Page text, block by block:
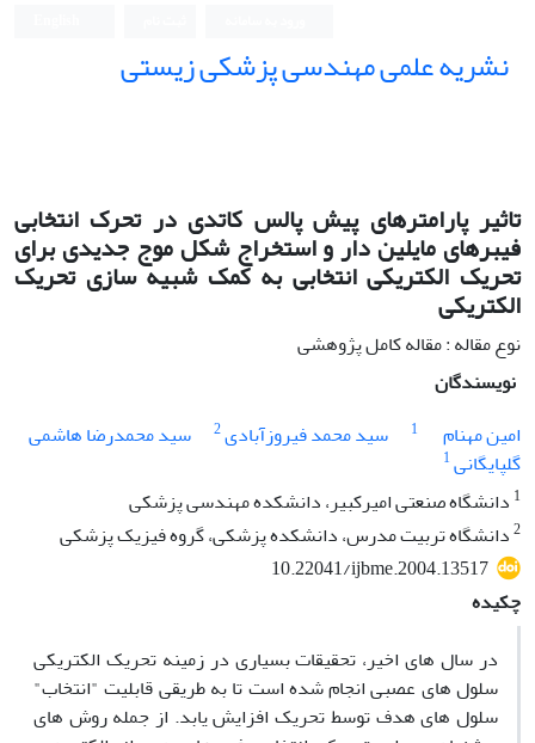
نشریه علمی مهندسی پزشکی زیستی
تاثیر پارامترهای پیش پالس کاتدی در تحرک انتخابی
فیبرهای مایلین دار و استخراج شکل موج جدیدی برای
تحریک الکتریکی انتخابی به کمک شبیه سازی تحریک
الکتریکی
نوع مقاله : مقاله کامل پژوهشی
نویسندگان
امین مهنام
1 سید محمد فیروزآبادی2
سید محمدرضا هاشمی
گلپایگانی1
1 دانشگاه صنعتی امیرکبیر، دانشکده مهندسی پزشکی
2دانشگاه تربیت مدرس، دانشکده پزشکی، گروه فیزیک پزشکی
10.22041/ijbme.2004.13517
چکیده
در سال های اخیر، تحقیقات بسیاری در زمینه تحریک الکتریکی
سلول های عصبی انجام شده است تا به طریقی قابلیت "انتخاب"
سلول های هدف توسط تحریک افزایش یابد. از جمله روش های